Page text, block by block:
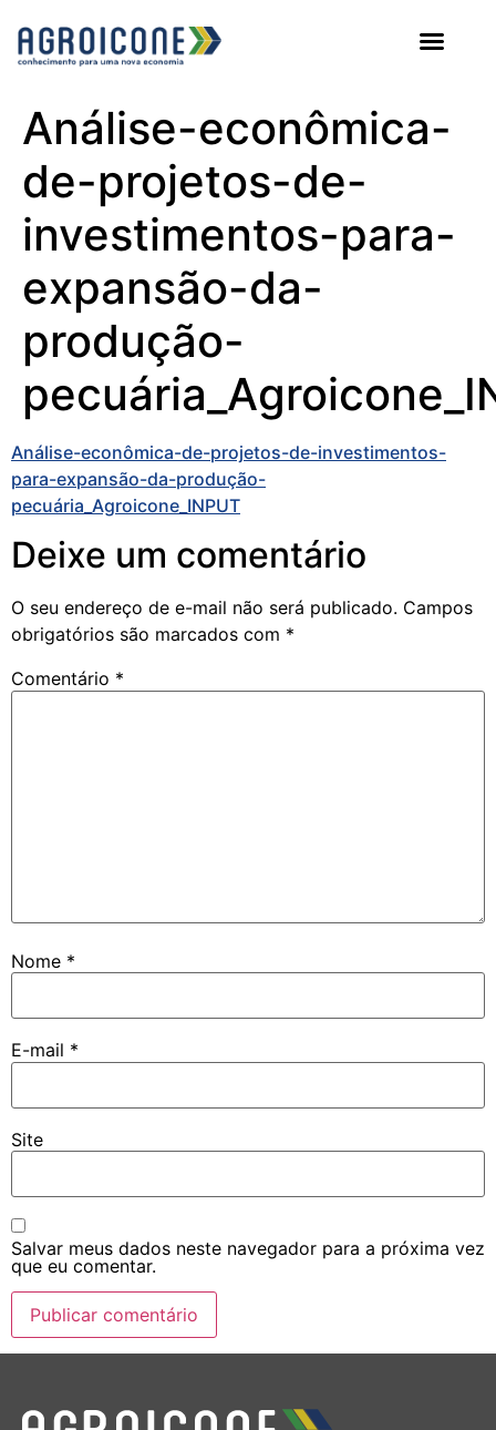
Análise-econômica-
de-projetos-de-
investimentos-para-
expansão-da-
produção-
Análise-econômica-de-projetos-de-investimentos-
para-expansão-da-produção-
pecuária_Agroicone_INPUT
Deixe um comentário
O seu endereço de e-mail não será publicado. Campos
obrigatórios são marcados com *
Comentário *
Nome *
E-mail *
Site
Salvar meus dados neste navegador para a próxima vez
que eu comentar.